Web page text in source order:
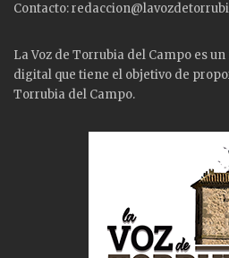
Contacto:
La Voz de Torrubia del Campo es
digital que tiene el objetivo de
Torrubia del Campo.